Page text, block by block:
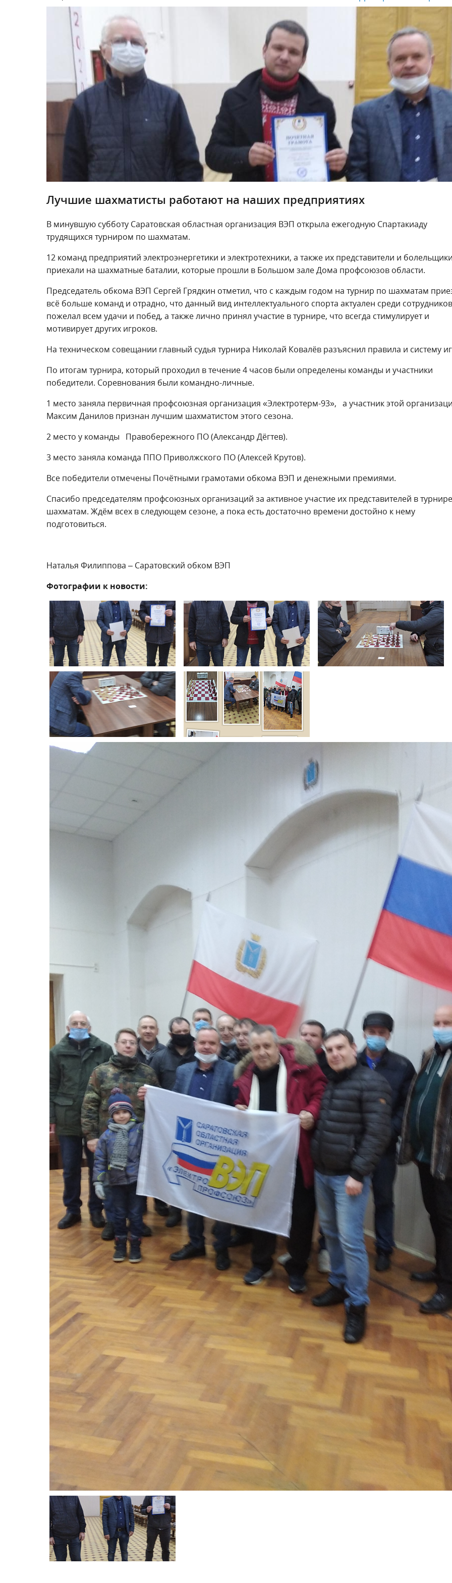
Лучшие шахматисты работают на наших предприятиях
В минувшую субботу Саратовская областная организация ВЭП открыла ежегодную Спартакиаду
трудящихся турниром по шахматам.
12 команд предприятий электроэнергетики и электротехники, а также их представители и
приехали на шахматные баталии, которые прошли в Большом зале Дома профсоюзов области.
Председатель обкома ВЭП Сергей Грядкин отметил, что с каждым годом на турнир по шахматам
всё больше команд и отрадно, что данный вид интеллектуального спорта актуален среди
пожелал всем удачи и побед, а также лично принял участие в турнире, что всегда стимулирует и
мотивирует других игроков.
На техническом совещании главный судья турнира Николай Ковалёв разъяснил правила и систему
По итогам турнира, который проходил в течение 4 часов были определены команды и участники
победители. Соревнования были командно-личные.
1 место заняла первичная профсоюзная организация «Электротерм-93», а участник этой
Максим Данилов признан лучшим шахматистом этого сезона.
2 место у команды Правобережного ПО (Александр Дёгтев).
3 место заняла команда ППО Приволжского ПО (Алексей Крутов).
Все победители отмечены Почётными грамотами обкома ВЭП и денежными премиями.
Спасибо председателям профсоюзных организаций за активное участие их представителей в
шахматам. Ждём всех в следующем сезоне, а пока есть достаточно времени достойно к нему
подготовиться.
Наталья Филиппова – Саратовский обком ВЭП
Фотографии к новости: